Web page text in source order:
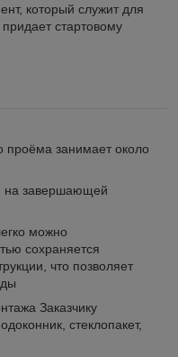
который служит для
стартовому
проёма занимает около
на завершающей
можно
сохраняется
что позволяет
Заказчику
стеклопакет,